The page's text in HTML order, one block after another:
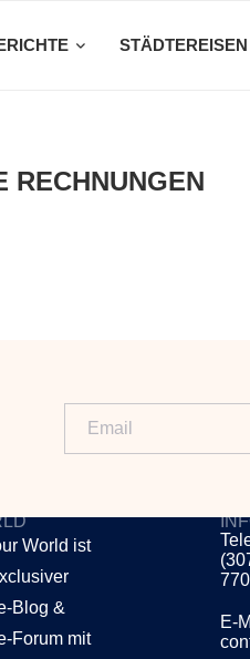
STÄDTEREISEN
RECHNUNGEN
World ist
Blog &
Forum mit
E-